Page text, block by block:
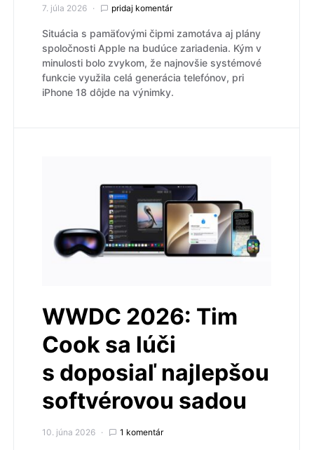
7. júla 2026 pridaj komentár
Situácia s pamäťovými čipmi zamotáva aj plány
spoločnosti Apple na budúce zariadenia. Kým v
minulosti bolo zvykom, že najnovšie systémové
funkcie využila celá generácia telefónov, pri
iPhone 18 dôjde na výnimky.
WWDC 2026: Tim
Cook sa lúči
s doposiaľ najlepšou
softvérovou sadou
10. júna 2026 1 komentár